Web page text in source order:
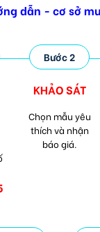
dẫn - cơ sở
Bước 2
KHẢO SÁT
Chọn mẫu yêu
thích và nhận
báo giá.